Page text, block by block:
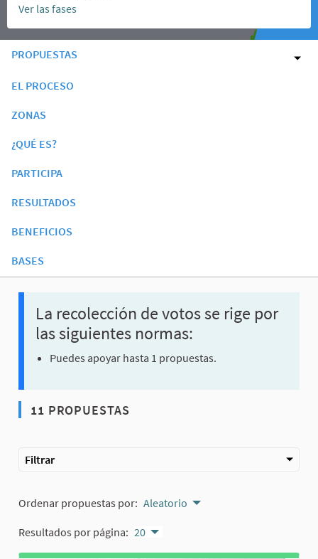
Ver las fases
PROPUESTAS
EL PROCESO
ZONAS
¿QUÉ ES?
PARTICIPA
RESULTADOS
BENEFICIOS
BASES
La recolección de votos se rige por
las siguientes normas:
Puedes apoyar hasta 1 propuestas.
11 PROPUESTAS
Filtrar
Ordenar propuestas por: Aleatorio
Resultados por página: 20